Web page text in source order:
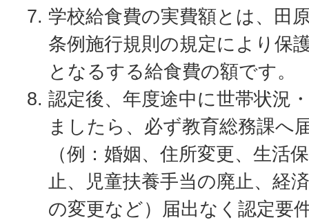
学校給食費の実費額とは、田
条例施行規則の規定により保
となるする給食費の額です。
認定後、年度途中に世帯状況
ましたら、必ず教育総務課へ
（例：婚姻、住所変更、生活
止、児童扶養手当の廃止、経
の変更など）届出なく認定要